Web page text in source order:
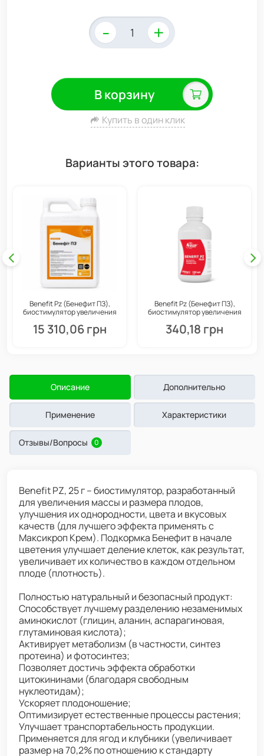
- +
В корзину
Купить в один клик
Варианты этого товара:
Benefit Pz (Бенефит ПЗ),
биостимулятор увеличения
15 310,06 грн
Benefit Pz (Бенефит ПЗ),
биостимулятор увеличения
340,18 грн
Описание Дополнительно
Применение Характеристики
Отзывы/Вопросы 0
Benefit PZ, 25 г – биостимулятор, разработанный
для увеличения массы и размера плодов,
улучшения их однородности, цвета и вкусовых
качеств (для лучшего эффекта применять с
Максикроп Крем). Подкормка Бенефит в начале
цветения улучшает деление клеток, как результат,
увеличивает их количество в каждом отдельном
плоде (плотность).
Полностью натуральный и безопасный продукт:
Способствует лучшему разделению незаменимых
аминокислот (глицин, аланин, аспарагиновая,
глутаминовая кислота);
Активирует метаболизм (в частности, синтез
протеина) и фотосинтез;
Позволяет достичь эффекта обработки
цитокининами (благодаря свободным
нуклеотидам);
Ускоряет плодоношение;
Оптимизирует естественные процессы растения;
Улучшает транспортабельность продукции.
Применяется для ягод и клубники (увеличивает
размер на 70,2% по отношению к стандарту